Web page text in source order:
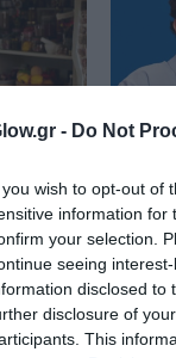
- Do Not
you wish to opt-out of
information for
your selection.
seeing
disclosed to
disclosure of
This
να
Ο